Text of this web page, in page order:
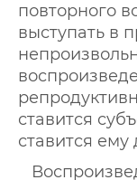
повторного
выступать в
ставится
ставится